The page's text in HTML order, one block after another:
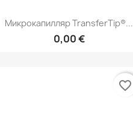
Быстрый просмотр
Микрокапилляр TransferTip®...
0,00 €
favorite_border